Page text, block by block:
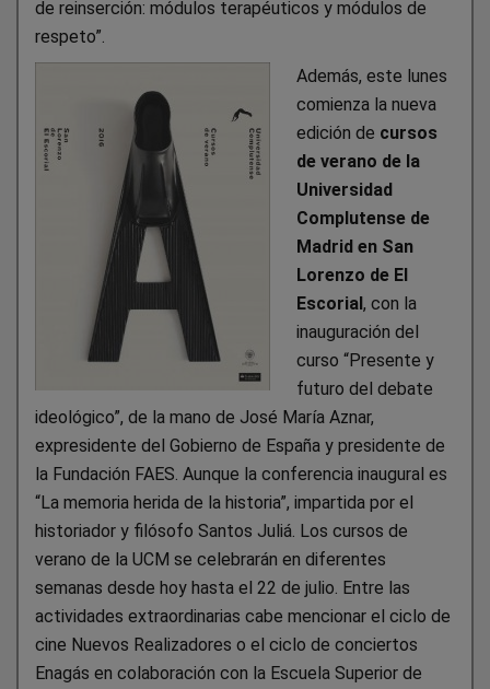
de reinserción: módulos terapéuticos y módulos de
respeto”.
Además, este lunes
comienza la nueva
edición de cursos
de verano de la
Universidad
Complutense de
Madrid en San
Lorenzo de El
Escorial, con la
inauguración del
curso “Presente y
futuro del debate
ideológico”, de la mano de José María Aznar,
expresidente del Gobierno de España y presidente de
la Fundación FAES. Aunque la conferencia inaugural es
“La memoria herida de la historia”, impartida por el
historiador y filósofo Santos Juliá. Los cursos de
verano de la UCM se celebrarán en diferentes
semanas desde hoy hasta el 22 de julio. Entre las
actividades extraordinarias cabe mencionar el ciclo de
cine Nuevos Realizadores o el ciclo de conciertos
Enagás en colaboración con la Escuela Superior de